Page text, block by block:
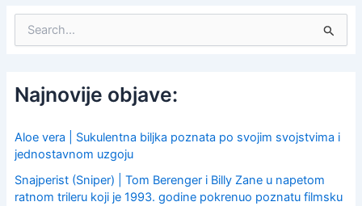
c
h
o
r
Najnovije objave:
Aloe vera | Sukulentna biljka poznata po svojim svojstvima i
jednostavnom uzgoju
Snajperist (Sniper) | Tom Berenger i Billy Zane u napetom
ratnom trileru koji je 1993. godine pokrenuo poznatu filmsku